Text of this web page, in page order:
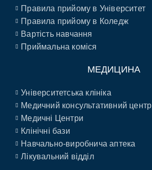
Правила прийому в Університет
Правила прийому в Коледж
Вартість навчання
Приймальна коміся
МЕДИЦИНА
Університетська клініка
Медичний консультативний центр
Медичні Центри
Клінічні бази
Навчально-виробнича аптека
Лікувальний відділ